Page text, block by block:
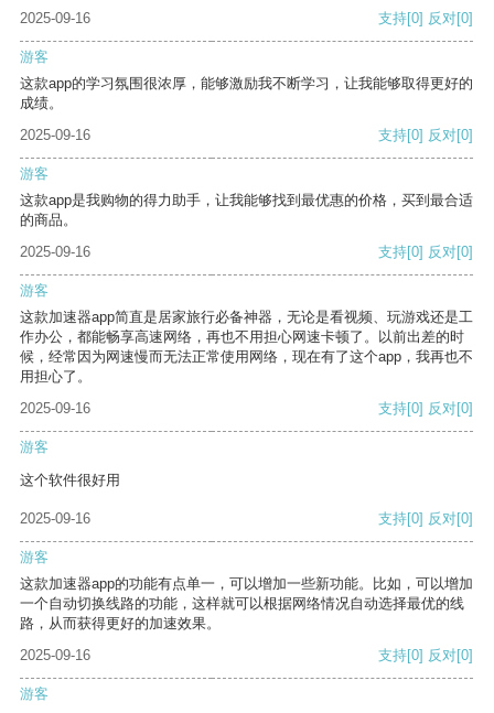
2025-09-16 支持[0] 反对[0]
游客
这款app的学习氛围很浓厚，能够激励我不断学习，让我能够取得更好的
成绩。
2025-09-16
支持[0] 反对[0]
游客
这款app是我购物的得力助手，让我能够找到最优惠的价格，买到最合适
的商品。
2025-09-16
支持[0] 反对[0]
游客
这款加速器app简直是居家旅行必备神器，无论是看视频、玩游戏还是工
作办公，都能畅享高速网络，再也不用担心网速卡顿了。以前出差的时
候，经常因为网速慢而无法正常使用网络，现在有了这个app，我再也不
用担心了。
2025-09-16
支持[0] 反对[0]
游客
这个软件很好用
2025-09-16 支持[0] 反对[0]
游客
这款加速器app的功能有点单一，可以增加一些新功能。比如，可以增加
一个自动切换线路的功能，这样就可以根据网络情况自动选择最优的线
路，从而获得更好的加速效果。
2025-09-16
支持[0] 反对[0]
游客